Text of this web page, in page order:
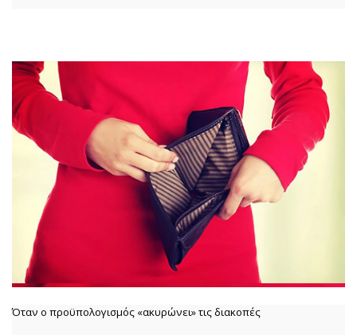
Όταν ο προϋπολογισμός «ακυρώνει» τις διακοπές